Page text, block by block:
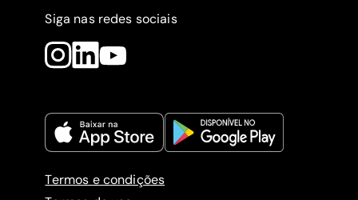
Siga nas redes sociais
Termos e condições